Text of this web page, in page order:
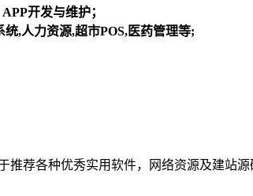
开发与维护；
,人力资源,超市POS,医药管理等;
荐各种优秀实用软件，网络资源及建站